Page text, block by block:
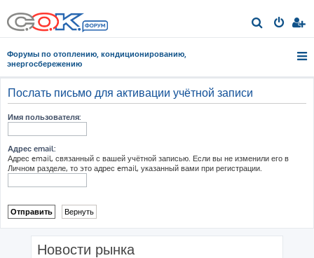
о
Форумы по отоплению, кондиционированию,
энергосбережению
Послать письмо для активации учётной записи
Имя пользователя:
Адрес email:
Адрес email, связанный с вашей учётной записью. Если вы не изменили его в
Личном разделе, то это адрес email, указанный вами при регистрации.
Новости рынка